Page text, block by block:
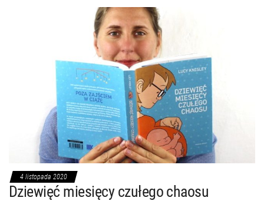
4 listopada 2020
Dziewięć miesięcy czułego chaosu